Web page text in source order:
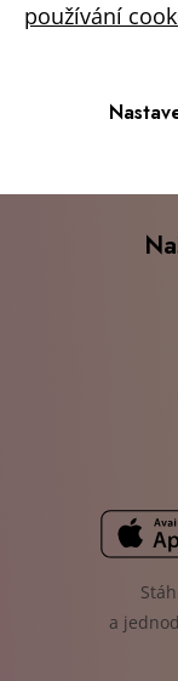
a
používání